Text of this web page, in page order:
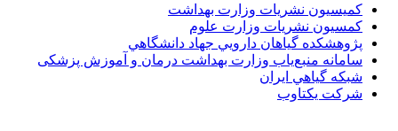
کمیسیون نشریات وزارت بهداشت
کمسیون نشریات وزارت علوم
پژوهشكده گياهان دارويي جهاد دانشگاهي
سامانه منبع‌ياب وزارت بهداشت درمان و آموزش پزشکی
شبكه گياهي ايران
شرکت یکتاوب